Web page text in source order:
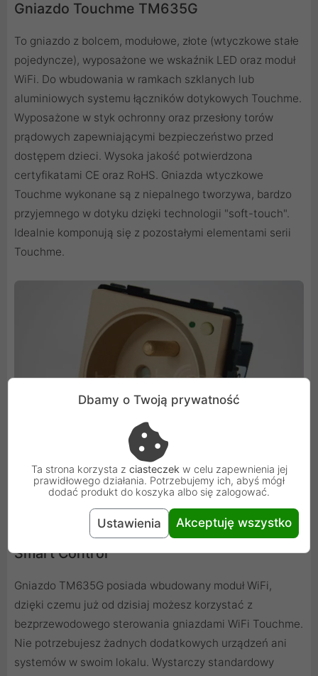
Gniazdo Touchme TM635G
To gniazdo z bolcem, modułowe, złote (wtyczkowe stałe
pojedyncze), wyposażone we wskaźnik LED oraz moduł
WiFi. Do wbudowania w ramkach szklanych lub
aluminiowych systemu łączników dotykowych Touchme.
Wyposażone w styk ochronny oraz przesłony torów
prądowych zapewniającymi bezpieczeństwo przed
dostępem dzieci. Wysoka jakość potwierdzona
certyfikatami CE oraz RoHS. Gniazda wtyczkowe
Touchme wykonane są z niepalnego tworzywa, bardzo
przyjemnego w dotyku dzięki technologii "soft-touch".
Idealnie komponują się z pozostałymi elementami serii
Touchme.
Smart Control
Gniazdo TM635G posiada wbudowany moduł WiFi,
dzięki czemu już od dzisiaj możesz korzystać z
bezprzewodowego sterowania gniazdami WiFi Touchme.
Nie potrzebujesz żadnych dodatkowych urządzeń ani
systemów w swoim lokalu. Wystarczy standardowy
Dbamy o Twoją prywatność
Ta strona korzysta z ciasteczek w celu zapewnienia jej
prawidłowego działania. Potrzebujemy ich, abyś mógł
dodać produkt do koszyka albo się zalogować.
Ustawienia Akceptuję wszystko